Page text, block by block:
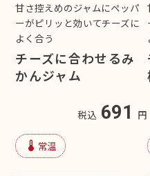
甘さ控えめのジャムにペッパ
ーがピリッと効いてチーズに
よく合う
チーズに合わせるみ
かんジャム
税込 691 円
device_thermostat 常温